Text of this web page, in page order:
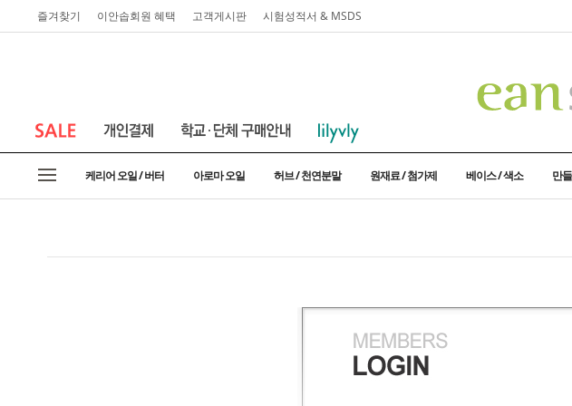
즐겨찾기 이안솝회원 혜택 고객게시판 시험성적서 & MSDS
케리어 오일 / 버터 아로마 오일 허브 / 천연분말 원재료 / 첨가제 베이스 / 색소 만